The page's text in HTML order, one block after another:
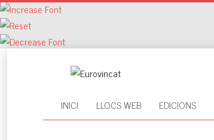
INICI LLOCS WEB EDICIONS